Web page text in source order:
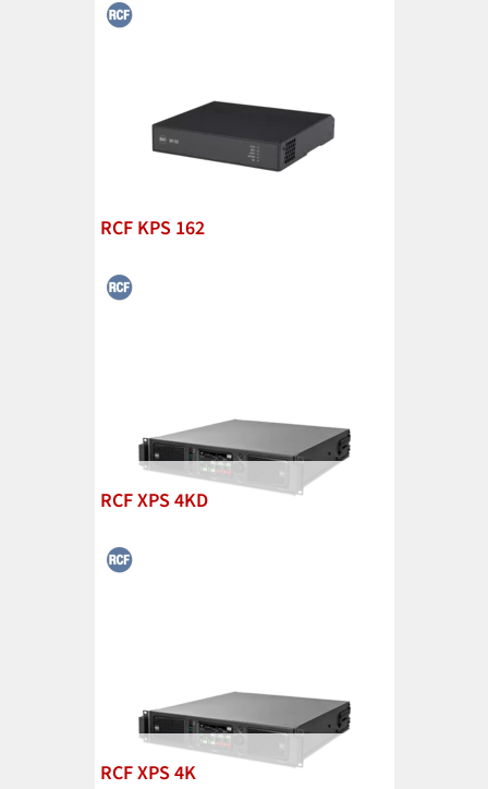
RCF KPS 162
RCF XPS 4KD
RCF XPS 4K